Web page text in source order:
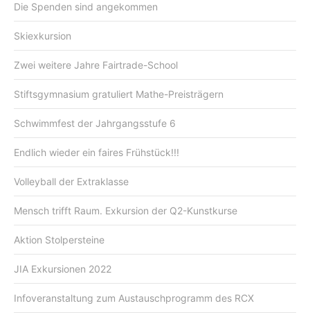
Die Spenden sind angekommen
Skiexkursion
Zwei weitere Jahre Fairtrade-School
Stiftsgymnasium gratuliert Mathe-Preisträgern
Schwimmfest der Jahrgangsstufe 6
Endlich wieder ein faires Frühstück!!!
Volleyball der Extraklasse
Mensch trifft Raum. Exkursion der Q2-Kunstkurse
Aktion Stolpersteine
JIA Exkursionen 2022
Infoveranstaltung zum Austauschprogramm des RCX